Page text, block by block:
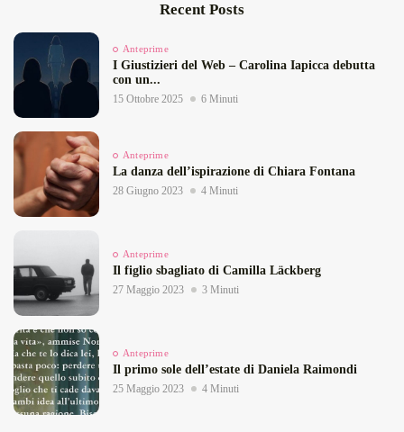
Recent Posts
Anteprime
I Giustizieri del Web – Carolina Iapicca debutta
con un...
15 Ottobre 2025 6 Minuti
Anteprime
La danza dell’ispirazione di Chiara Fontana
28 Giugno 2023 4 Minuti
Anteprime
Il figlio sbagliato di Camilla Läckberg
27 Maggio 2023 3 Minuti
Anteprime
Il primo sole dell’estate di Daniela Raimondi
25 Maggio 2023 4 Minuti